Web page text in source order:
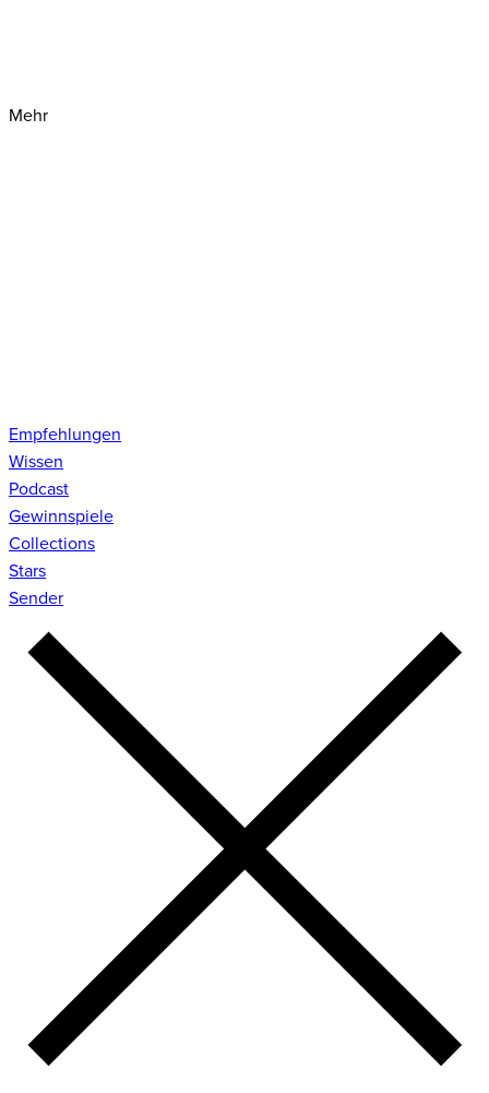
Mehr
Empfehlungen
Wissen
Podcast
Gewinnspiele
Collections
Stars
Sender